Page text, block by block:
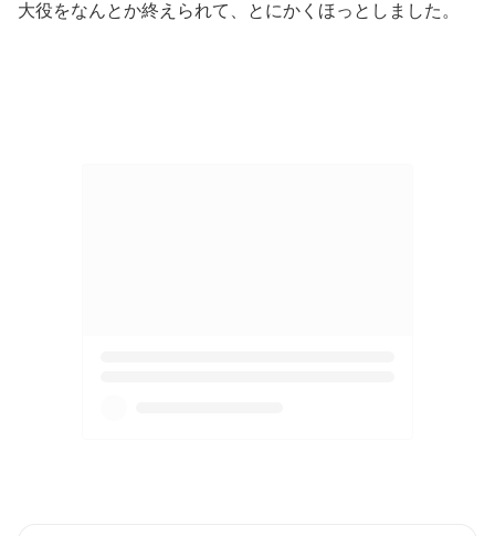
大役をなんとか終えられて、とにかくほっとしました。